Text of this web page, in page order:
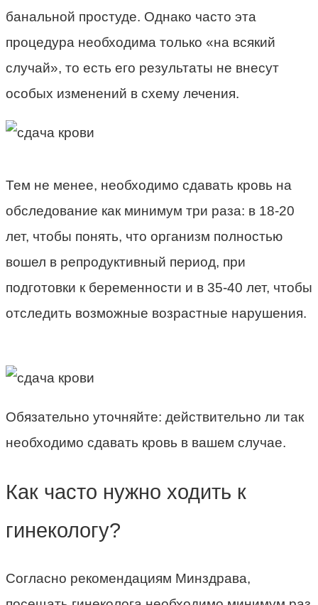
банальной простуде. Однако часто эта
процедура необходима только «на всякий
случай», то есть его результаты не внесут
особых изменений в схему лечения.
Тем не менее, необходимо сдавать кровь на
обследование как минимум три раза: в 18-20
лет, чтобы понять, что организм полностью
вошел в репродуктивный период, при
подготовки к беременности и в 35-40 лет, чтобы
отследить возможные возрастные нарушения.
Обязательно уточняйте: действительно ли так
необходимо сдавать кровь в вашем случае.
Как часто нужно ходить к
гинекологу?
Согласно рекомендациям Минздрава,